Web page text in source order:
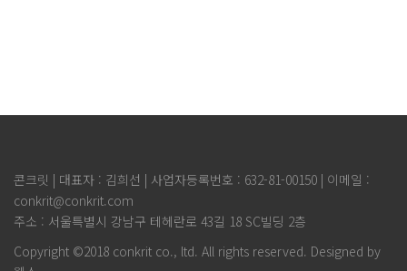
콘크릿 | 대표자 : 김희선 | 사업자등록번호 : 632-81-00150 | 이메일 :
conkrit@conkrit.com
주소 : 서울특별시 강남구 테헤란로 43길 18 SC빌딩 2층
Copyright ©2018 conkrit co., ltd. All rights reserved. Designed by